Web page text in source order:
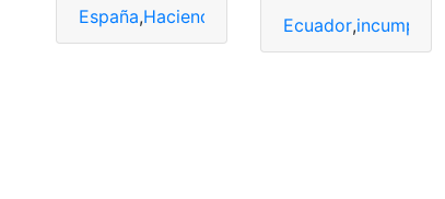
Transporte
España,Hacienda ,Navidad ,queda
Ecuador,incumplir